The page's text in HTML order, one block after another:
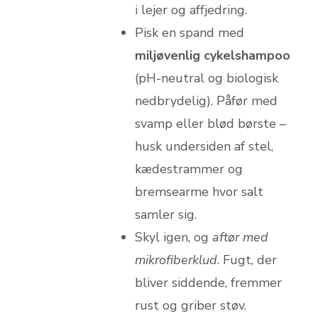
i lejer og affjedring.
Pisk en spand med
miljøvenlig cykelshampoo
(pH-neutral og biologisk
nedbrydelig). Påfør med
svamp eller blød børste –
husk undersiden af stel,
kædestrammer og
bremsearme hvor salt
samler sig.
Skyl igen, og aftør med
mikrofiberklud. Fugt, der
bliver siddende, fremmer
rust og griber støv.